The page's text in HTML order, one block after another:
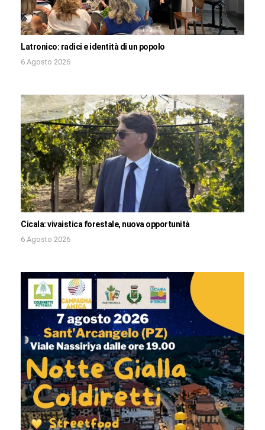
Latronico: radici e identità di un popolo
6 Agosto 2026
Cicala: vivaistica forestale, nuova opportunità
6 Agosto 2026